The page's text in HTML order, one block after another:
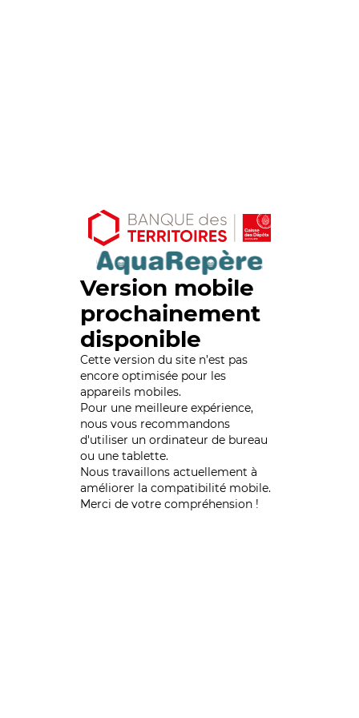
Version mobile
prochainement
disponible
Cette version du site n’est pas
encore optimisée pour les
appareils mobiles.
Pour une meilleure expérience,
nous vous recommandons
d'utiliser un ordinateur de bureau
ou une tablette.
Nous travaillons actuellement à
améliorer la compatibilité mobile.
Merci de votre compréhension !